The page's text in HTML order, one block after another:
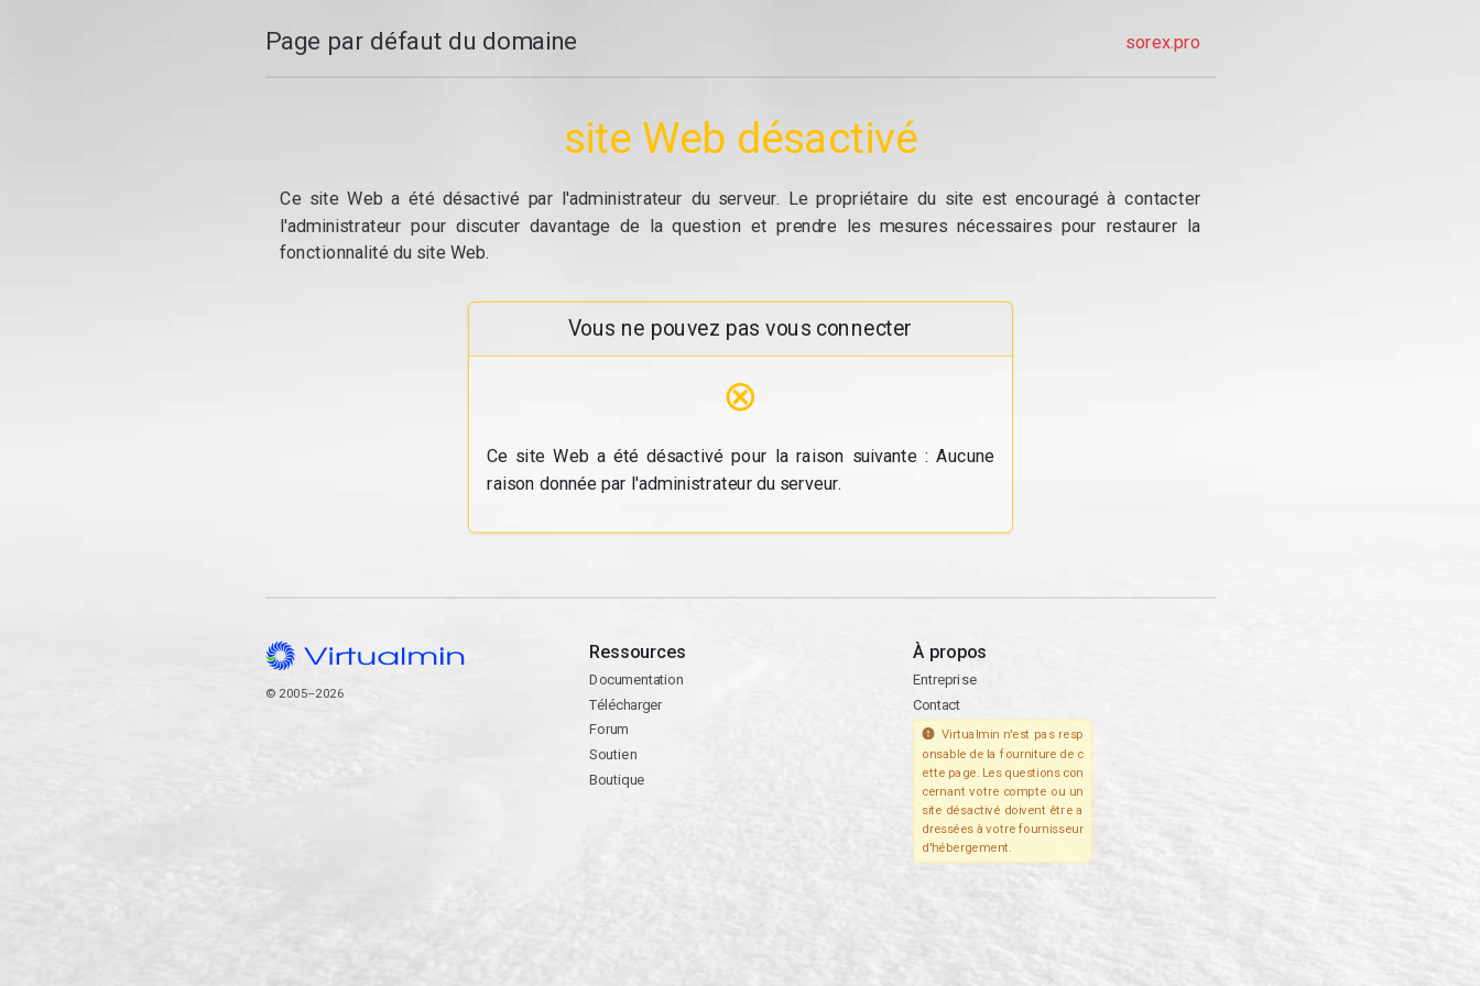
Page par défaut du domaine sorex.pro
site Web désactivé
Ce site Web a été désactivé par l'administrateur du serveur. Le propriétaire du site est encouragé à contacter
l'administrateur pour discuter davantage de la question et prendre les mesures nécessaires pour restaurer la
fonctionnalité du site Web.
Vous ne pouvez pas vous connecter
⊗
Ce site Web a été désactivé pour la raison suivante : Aucune
raison donnée par l'administrateur du serveur.
© 2005–2026
Ressources
Documentation
Télécharger
Forum
Soutien
Boutique
À propos
Entreprise
Contact
Virtualmin n'est pas resp
onsable de la fourniture de c
ette page. Les questions con
cernant votre compte ou un
site désactivé doivent être a
dressées à votre fournisseur
d'hébergement.